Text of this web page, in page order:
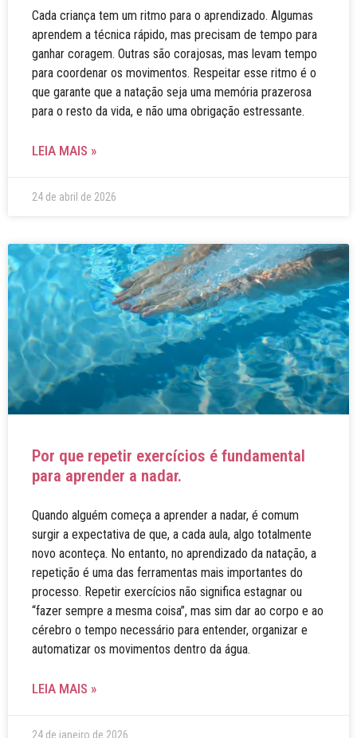
Cada criança tem um ritmo para o aprendizado. Algumas
aprendem a técnica rápido, mas precisam de tempo para
ganhar coragem. Outras são corajosas, mas levam tempo
para coordenar os movimentos. Respeitar esse ritmo é o
que garante que a natação seja uma memória prazerosa
para o resto da vida, e não uma obrigação estressante.
LEIA MAIS »
24 de abril de 2026
Por que repetir exercícios é fundamental
para aprender a nadar.
Quando alguém começa a aprender a nadar, é comum
surgir a expectativa de que, a cada aula, algo totalmente
novo aconteça. No entanto, no aprendizado da natação, a
repetição é uma das ferramentas mais importantes do
processo. Repetir exercícios não significa estagnar ou
“fazer sempre a mesma coisa”, mas sim dar ao corpo e ao
cérebro o tempo necessário para entender, organizar e
automatizar os movimentos dentro da água.
LEIA MAIS »
24 de janeiro de 2026